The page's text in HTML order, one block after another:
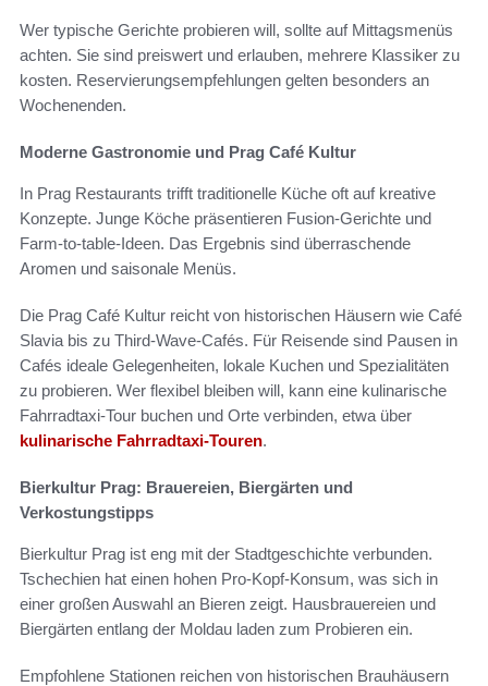
Wer typische Gerichte probieren will, sollte auf Mittagsmenüs
achten. Sie sind preiswert und erlauben, mehrere Klassiker zu
kosten. Reservierungsempfehlungen gelten besonders an
Wochenenden.
Moderne Gastronomie und Prag Café Kultur
In Prag Restaurants trifft traditionelle Küche oft auf kreative
Konzepte. Junge Köche präsentieren Fusion-Gerichte und
Farm-to-table-Ideen. Das Ergebnis sind überraschende
Aromen und saisonale Menüs.
Die Prag Café Kultur reicht von historischen Häusern wie Café
Slavia bis zu Third-Wave-Cafés. Für Reisende sind Pausen in
Cafés ideale Gelegenheiten, lokale Kuchen und Spezialitäten
zu probieren. Wer flexibel bleiben will, kann eine kulinarische
Fahrradtaxi-Tour buchen und Orte verbinden, etwa über
kulinarische Fahrradtaxi-Touren.
Bierkultur Prag: Brauereien, Biergärten und
Verkostungstipps
Bierkultur Prag ist eng mit der Stadtgeschichte verbunden.
Tschechien hat einen hohen Pro-Kopf-Konsum, was sich in
einer großen Auswahl an Bieren zeigt. Hausbrauereien und
Biergärten entlang der Moldau laden zum Probieren ein.
Empfohlene Stationen reichen von historischen Brauhäusern